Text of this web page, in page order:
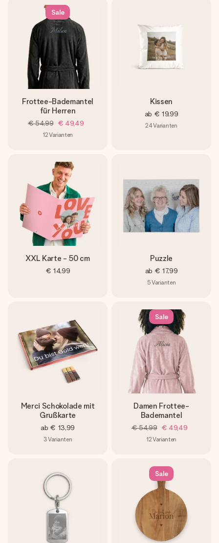
Sale
Frottee-Bademantel
für Herren
€ 54,99 € 49,49
12Varianten
Kissen
ab € 19,99
24Varianten
XXL Karte - 50 cm
€ 14,99
Puzzle
ab € 17,99
5Varianten
Merci Schokolade mit
Grußkarte
ab € 13,99
3Varianten
Sale
Damen Frottee-
Bademantel
€ 54,99 € 49,49
12Varianten
Sale